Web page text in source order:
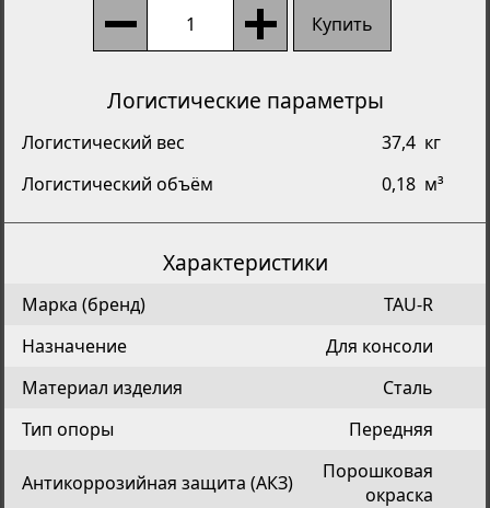
Купить
Логистические параметры
Логистический вес 37,4 кг
Логистический объём
0,18 м³
Характеристики
Марка (бренд)
TAU-R
Назначение
Для консоли
Материал изделия
Сталь
Тип опоры
Передняя
Антикоррозийная защита (АКЗ)
Порошковая
окраска